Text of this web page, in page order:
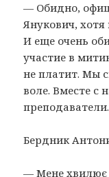
— Обидно,
Янукович,
И еще очень
участие в
не платит. Мы
воле. Вместе
Бердник
— Мене хвилює